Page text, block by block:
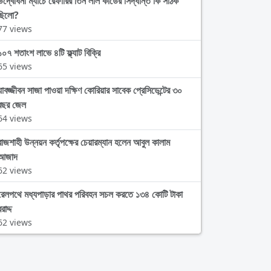
views
শতাংশ লাভে ৪টি ফ্ল্যাট বিক্রি
views
সাজা পাওয়া দক্ষিণ কোরিয়ার সাবেক প্রেসিডেন্টের ৩০
জেল
views
উন্নয়ন কর্তৃপক্ষের চেয়ারম্যান হলেন আবুল কালাম
views
মধ্যপাড়ার পাথর পরিবহন সচল করতে ১৩৪ কোটি টাকা
views